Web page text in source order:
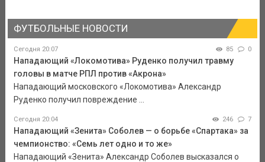
ФУТБОЛЬНЫЕ НОВОСТИ
Сегодня 20:07 85 0
Нападающий «Локомотива» Руденко получил травму
головы в матче РПЛ против «Акрона»
Нападающий московского «Локомотива» Александр
Руденко получил повреждение ...
Сегодня 20:04 246 7
Нападающий «Зенита» Соболев — о борьбе «Спартака» за
чемпионство: «Семь лет одно и то же»
Нападающий «Зенита» Александр Соболев высказался о